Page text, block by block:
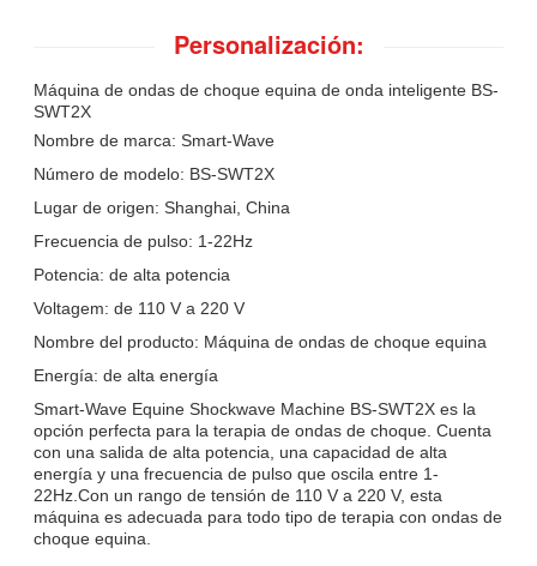
Personalización:
Máquina de ondas de choque equina de onda inteligente BS-
SWT2X
Nombre de marca: Smart-Wave
Número de modelo: BS-SWT2X
Lugar de origen: Shanghai, China
Frecuencia de pulso: 1-22Hz
Potencia: de alta potencia
Voltagem: de 110 V a 220 V
Nombre del producto: Máquina de ondas de choque equina
Energía: de alta energía
Smart-Wave Equine Shockwave Machine BS-SWT2X es la
opción perfecta para la terapia de ondas de choque. Cuenta
con una salida de alta potencia, una capacidad de alta
energía y una frecuencia de pulso que oscila entre 1-
22Hz.Con un rango de tensión de 110 V a 220 V, esta
máquina es adecuada para todo tipo de terapia con ondas de
choque equina.